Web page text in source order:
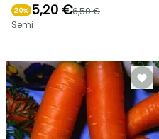
20% 5,20 €6,50 €
Semi